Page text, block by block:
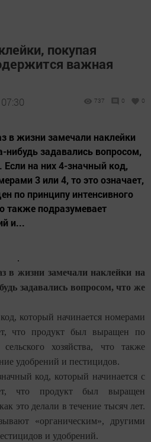
покупая
важная
737 0 0
в жизни замечали наклейки
нибудь задавались вопросом,
на них 4-значный код,
3 или 4, то это означает,
по принципу интенсивного
также подразумевает
и...
в жизни замечали наклейки на
задавались вопросом, что же
который начинается номерами
что продукт был выращен по
хозяйства, что также
удобрений и пестицидов.
код, который начинается с
что продукт был выращен
это делали в течение тысяч лет.
«органическим», другими
и удобрений.